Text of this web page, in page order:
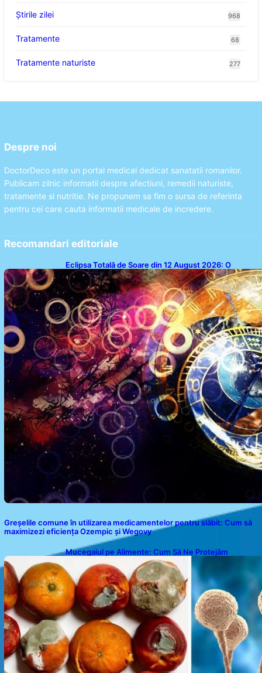
Știrile zilei 968
Tratamente 68
Tratamente naturiste 277
Despre noi
DoctorDeco este un portal medical dedicat sanatatii romanilor.
Publicam zilnic informatii despre afectiuni, remedii naturiste,
tratamente si nutritie. Ne propunem sa fim o sursa de referinta
pentru cei care cauta informatii medicale de incredere.
Recomandari editoriale
Eclipsa Totală de Soare din 12 August 2026: O
Analiză a Impactului asupra Trei Zodii și a Ciclului de
18 Ani
Greșelile comune în utilizarea medicamentelor pentru slăbit: Cum să
maximizezi eficiența Ozempic și Wegovy
Mucegaiul pe Alimente: Cum Să Ne Protejăm